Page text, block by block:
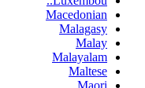
Macedonian
Malagasy
Malay
Malayalam
Maltese
Maori